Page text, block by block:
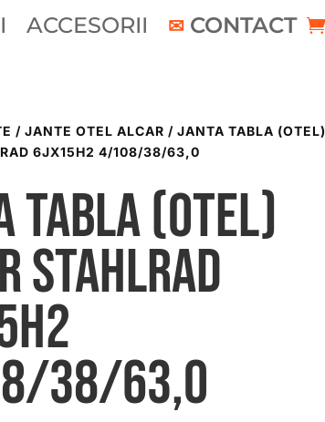
ACCESORII CONTACT
/ JANTE OTEL ALCAR / JANTA TABLA (OTEL)
6JX15H2 4/108/38/63,0
tabla (otel)
STAHLRAD
38/63,0